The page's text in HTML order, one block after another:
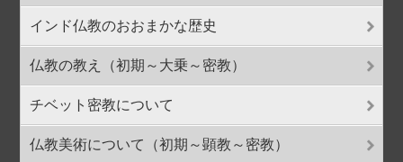
インド仏教のおおまかな歴史
仏教の教え（初期～大乗～密教）
チベット密教について
仏教美術について（初期～顕教～密教）